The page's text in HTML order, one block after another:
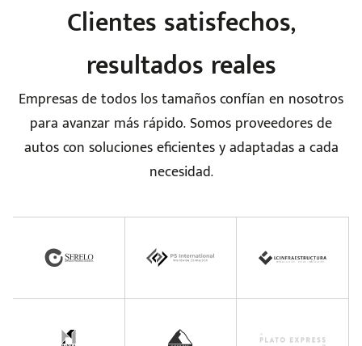
Clientes satisfechos,
resultados reales
Empresas de todos los tamaños confían en nosotros
para avanzar más rápido. Somos proveedores de
autos con soluciones eficientes y adaptadas a cada
necesidad.